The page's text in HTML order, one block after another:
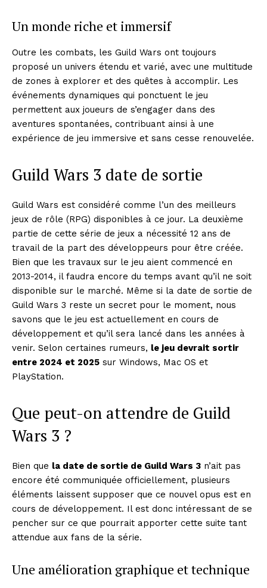
Un monde riche et immersif
Outre les combats, les Guild Wars ont toujours
proposé un univers étendu et varié, avec une multitude
de zones à explorer et des quêtes à accomplir. Les
événements dynamiques qui ponctuent le jeu
permettent aux joueurs de s’engager dans des
aventures spontanées, contribuant ainsi à une
expérience de jeu immersive et sans cesse renouvelée.
Guild Wars 3 date de sortie
Guild Wars est considéré comme l’un des meilleurs
jeux de rôle (RPG) disponibles à ce jour. La deuxième
partie de cette série de jeux a nécessité 12 ans de
travail de la part des développeurs pour être créée.
Bien que les travaux sur le jeu aient commencé en
2013-2014, il faudra encore du temps avant qu’il ne soit
disponible sur le marché. Même si la date de sortie de
Guild Wars 3 reste un secret pour le moment, nous
savons que le jeu est actuellement en cours de
développement et qu’il sera lancé dans les années à
venir. Selon certaines rumeurs, le jeu devrait sortir
entre 2024 et 2025 sur Windows, Mac OS et
PlayStation.
Que peut-on attendre de Guild
Wars 3 ?
Bien que la date de sortie de Guild Wars 3 n’ait pas
encore été communiquée officiellement, plusieurs
éléments laissent supposer que ce nouvel opus est en
cours de développement. Il est donc intéressant de se
pencher sur ce que pourrait apporter cette suite tant
attendue aux fans de la série.
Une amélioration graphique et technique